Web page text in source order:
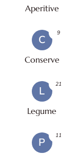
Aperitive
C
Conserve
9
L
Legume
21
P
11